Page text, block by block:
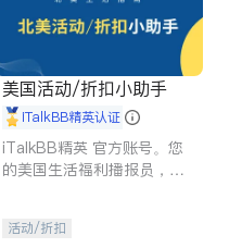
美国活动/折扣小助手
iTalkBB精英认证
iTalkBB精英 官方账号。您
的美国生活福利播报员，精
专属福利。
活动/折扣